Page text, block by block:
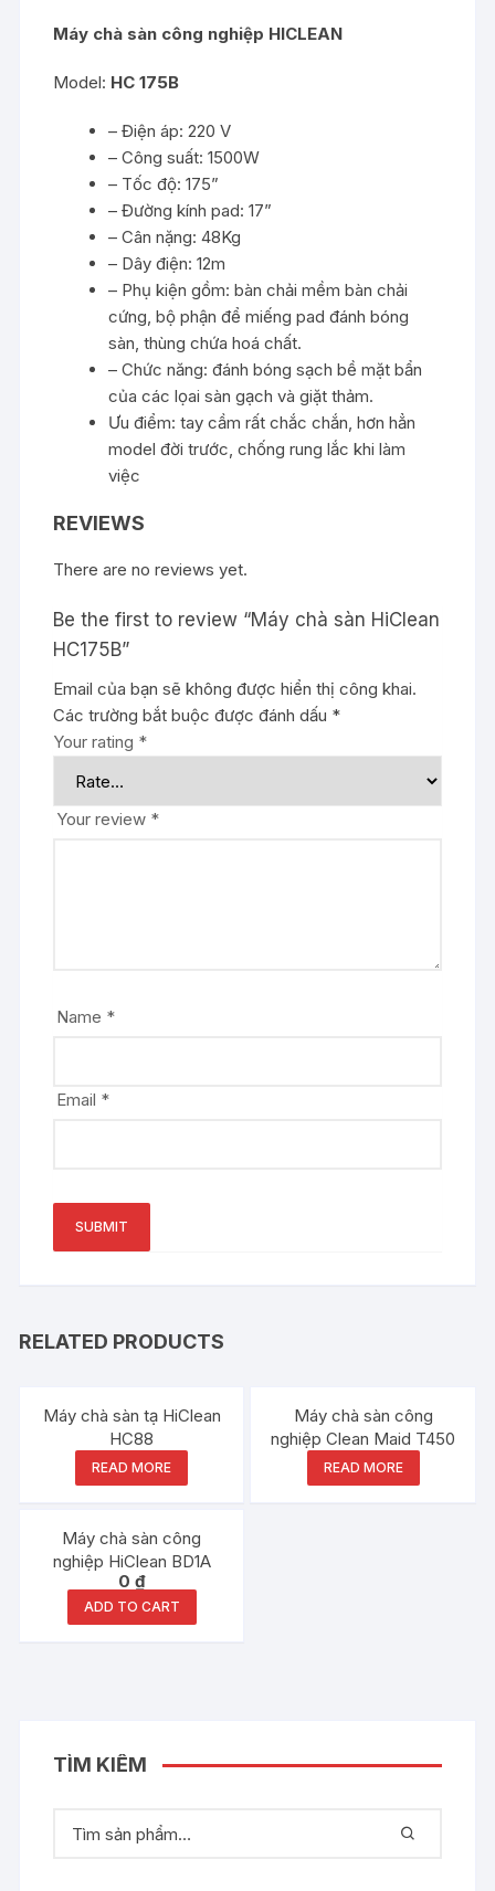
Máy chà sàn công nghiệp HICLEAN
Model: HC 175B
– Điện áp: 220 V
– Công suất: 1500W
– Tốc độ: 175”
– Đường kính pad: 17”
– Cân nặng: 48Kg
– Dây điện: 12m
– Phụ kiện gồm: bàn chải mềm bàn chải
cứng, bộ phận để miếng pad đánh bóng
sàn, thùng chứa hoá chất.
– Chức năng: đánh bóng sạch bề mặt bẩn
của các lọai sàn gạch và giặt thảm.
Ưu điểm: tay cầm rất chắc chắn, hơn hẳn
model đời trước, chống rung lắc khi làm
việc
REVIEWS
There are no reviews yet.
Be the first to review “Máy chà sàn HiClean
HC175B”
Email của bạn sẽ không được hiển thị công khai.
Các trường bắt buộc được đánh dấu *
Your rating *
Your review *
Name *
Email *
RELATED PRODUCTS
Máy chà sàn tạ HiClean
HC88
READ MORE
Máy chà sàn công
nghiệp Clean Maid T450
READ MORE
Máy chà sàn công
nghiệp HiClean BD1A
0₫
ADD TO CART
TÌM KIẾM